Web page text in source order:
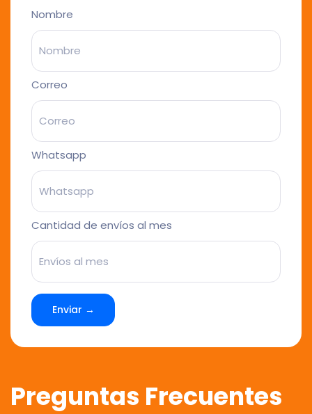
Nombre
Correo
Whatsapp
Cantidad de envíos al mes
Enviar →
Preguntas Frecuentes